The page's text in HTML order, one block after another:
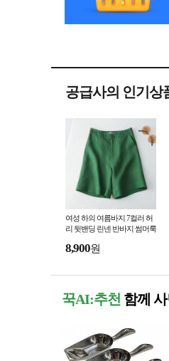
공급사의 인기상
여성 하의 여름바지 7컬러 허
리 뒷밴딩 린넨 반바지 썸머룩
성 마바지 면바지
8,900원
꾹AI:추천 함께